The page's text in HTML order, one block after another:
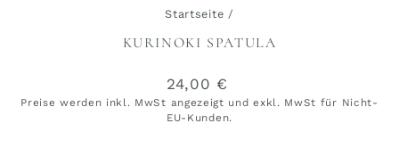
Startseite /
KURINOKI SPATULA
Normaler
Preis
24,00 €
Preise werden inkl. MwSt angezeigt und exkl. MwSt für Nicht-
EU-Kunden.